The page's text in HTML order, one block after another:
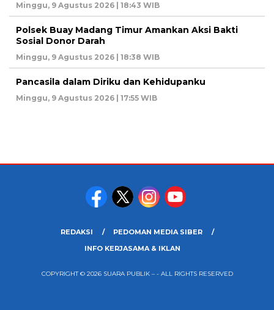
Minggu, 9 Agustus 2026 | 18:43 WIB
Polsek Buay Madang Timur Amankan Aksi Bakti
Sosial Donor Darah
Minggu, 9 Agustus 2026 | 18:38 WIB
Pancasila dalam Diriku dan Kehidupanku
Minggu, 9 Agustus 2026 | 17:55 WIB
REDAKSI
PEDOMAN MEDIA SIBER
INFO KERJASAMA & IKLAN
COPYRIGHT © 2026 SUARA PUBLIK – - ALL RIGHTS RESERVED